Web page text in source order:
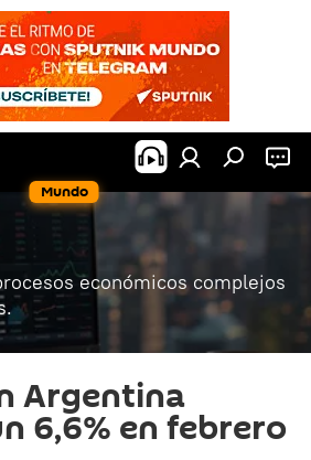
Mundo
económicos complejos
Argentina
6,6% en febrero